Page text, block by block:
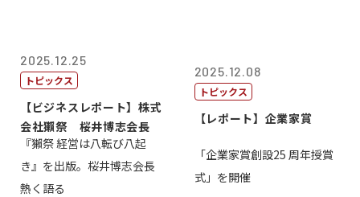
2025.12.25
トピックス
【ビジネスレポート】株式
会社獺祭 桜井博志会長
『獺祭 経営は八転び八起
き』を出版。桜井博志会長
熱く語る
2025.12.08
トピックス
【レポート】企業家賞
「企業家賞創設25 周年授賞
式」を開催